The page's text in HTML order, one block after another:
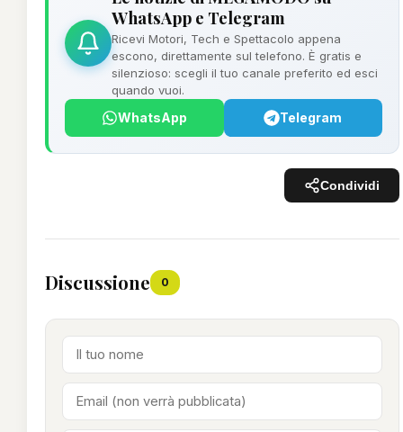
WhatsApp e Telegram
Ricevi Motori, Tech e Spettacolo appena
escono, direttamente sul telefono. È gratis e
silenzioso: scegli il tuo canale preferito ed esci
quando vuoi.
WhatsApp Telegram
Condividi
Discussione 0